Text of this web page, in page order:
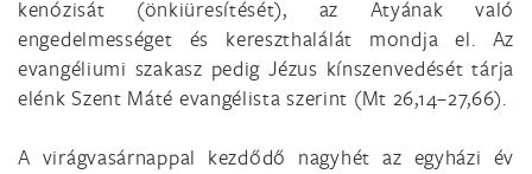
kenózisát (önkiüresítését), az Atyának való
engedelmességet és kereszthalálát mondja el. Az
evangéliumi szakasz pedig Jézus kínszenvedését tárja
elénk Szent Máté evangélista szerint (Mt 26,14–27,66).
A virágvasárnappal kezdődő nagyhét az egyházi év